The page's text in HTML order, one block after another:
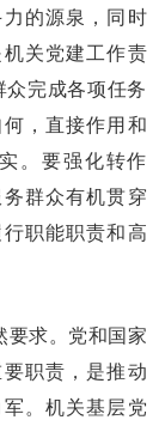
的源泉，同时
关党建工作责
众完成各项任务
，直接作用和
。要强化转作
群众有机贯穿
职能职责和高
要求。党和国家
职责，是推动
。机关基层党